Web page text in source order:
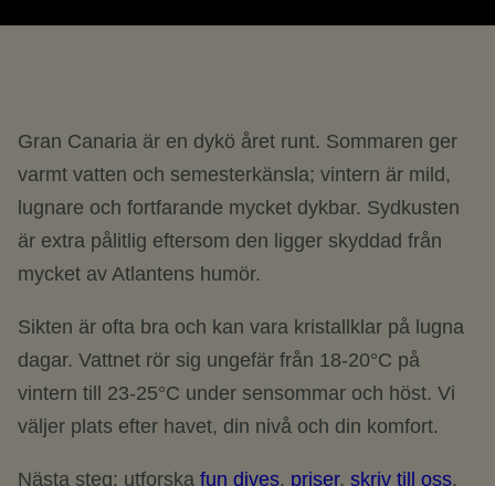
Gran Canaria är en dykö året runt. Sommaren ger
varmt vatten och semesterkänsla; vintern är mild,
lugnare och fortfarande mycket dykbar. Sydkusten
är extra pålitlig eftersom den ligger skyddad från
mycket av Atlantens humör.
Sikten är ofta bra och kan vara kristallklar på lugna
dagar. Vattnet rör sig ungefär från 18-20°C på
vintern till 23-25°C under sensommar och höst. Vi
väljer plats efter havet, din nivå och din komfort.
Nästa steg: utforska fun dives, priser, skriv till oss.